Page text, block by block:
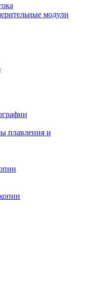
модули
плавления и